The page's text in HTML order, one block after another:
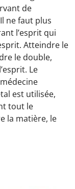
de
ne faut plus
l’esprit qui
Atteindre le
le double,
Le
est utilisée,
tout le
la matière, le